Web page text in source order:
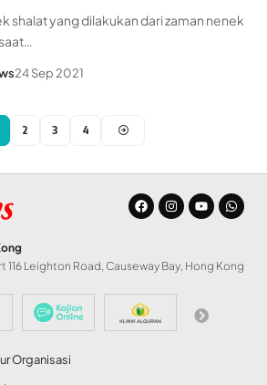
shalat yang dilakukan dari zaman nenek
24 Sep 2021
2 3 4
116 Leighton Road, Causeway Bay, Hong Kong
Organisasi